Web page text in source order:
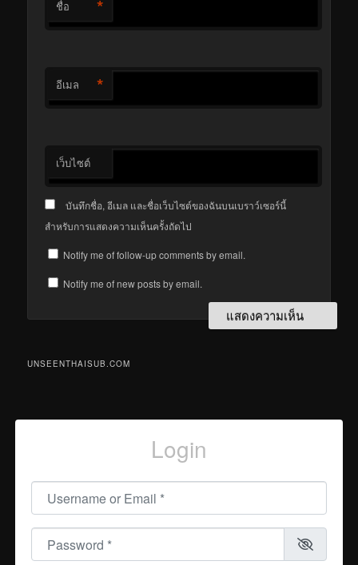
ชื่อ *
อีเมล *
เว็บไซต์
บันทึกชื่อ, อีเมล และชื่อเว็บไซต์ของฉันบนเบราว์เซอร์นี้
สำหรับการแสดงความเห็นครั้งถัดไป
Notify me of follow-up comments by email.
Notify me of new posts by email.
UNSEENTHAISUB.COM
Login
Username or Email
Password